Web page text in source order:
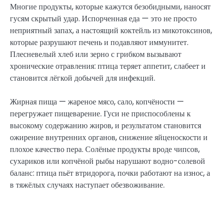
Многие продукты, которые кажутся безобидными, наносят
гусям скрытый удар. Испорченная еда — это не просто
неприятный запах, а настоящий коктейль из микотоксинов,
которые разрушают печень и подавляют иммунитет.
Плесневелый хлеб или зерно с грибком вызывают
хронические отравления: птица теряет аппетит, слабеет и
становится лёгкой добычей для инфекций.
Жирная пища — жареное мясо, сало, копчёности —
перегружает пищеварение. Гуси не приспособлены к
высокому содержанию жиров, и результатом становится
ожирение внутренних органов, снижение яйценоскости и
плохое качество пера. Солёные продукты вроде чипсов,
сухариков или копчёной рыбы нарушают водно-солевой
баланс: птица пьёт втридорога, почки работают на износ, а
в тяжёлых случаях наступает обезвоживание.